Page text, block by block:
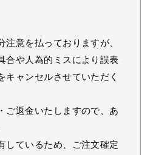
注意を払っておりますが、
合や人為的ミスにより誤表
キャンセルさせていただく
ご返金いたしますので、あ
しているため、ご注文確定